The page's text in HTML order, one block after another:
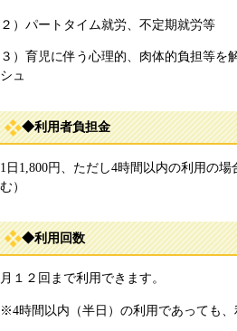
２）パートタイム就労、不定期就労等
３）育児に伴う心理的、肉体的負担等を
シュ
◆利用者負担金
1日1,800円、ただし4時間以内の利用の
む）
◆利用回数
月１２回まで利用できます。
※4時間以内（半日）の利用であっても、